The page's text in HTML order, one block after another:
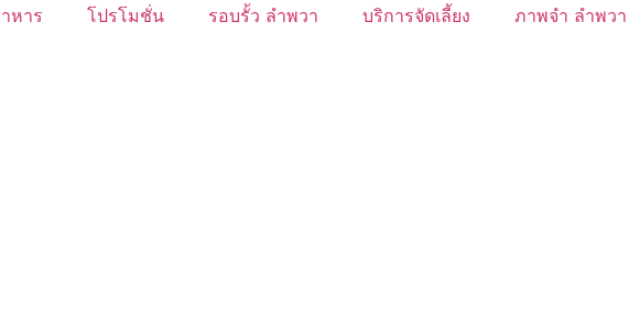
หาร โปรโมชั่น รอบรั้ว ลำพวา บริการจัดเลี้ยง ภาพจำ ลำพวา